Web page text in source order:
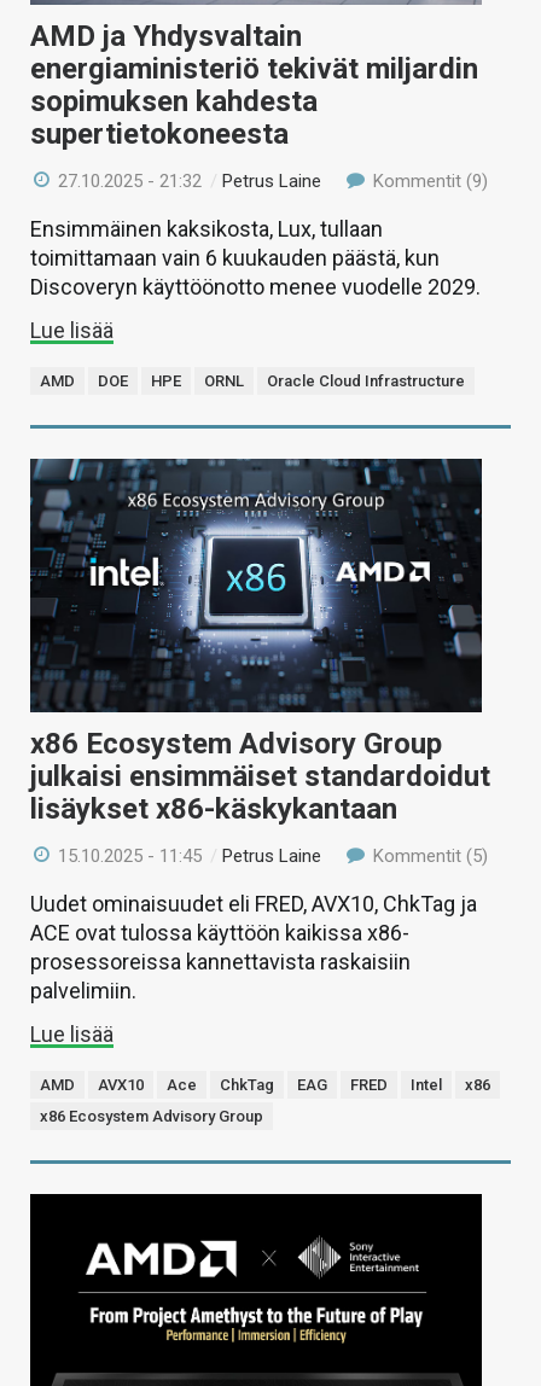
AMD ja Yhdysvaltain
energiaministeriö tekivät miljardin
sopimuksen kahdesta
supertietokoneesta
27.10.2025 - 21:32 /Petrus Laine Kommentit (9)
Ensimmäinen kaksikosta, Lux, tullaan
toimittamaan vain 6 kuukauden päästä, kun
Discoveryn käyttöönotto menee vuodelle 2029.
Lue lisää
AMD DOE HPE ORNL Oracle Cloud Infrastructure
x86 Ecosystem Advisory Group
julkaisi ensimmäiset standardoidut
lisäykset x86-käskykantaan
15.10.2025 - 11:45 / Petrus Laine Kommentit (5)
Uudet ominaisuudet eli FRED, AVX10, ChkTag ja
ACE ovat tulossa käyttöön kaikissa x86-
prosessoreissa kannettavista raskaisiin
palvelimiin.
Lue lisää
AMD AVX10 Ace ChkTag EAG FRED Intel
x86
x86 Ecosystem Advisory Group